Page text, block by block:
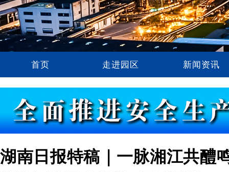
首页 走进园区 新闻资讯
湖南日报特稿｜一脉湘江共